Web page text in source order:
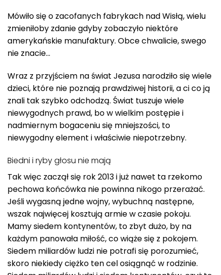
Mówiło się o zacofanych fabrykach nad Wisłą, wielu
zmieniłoby zdanie gdyby zobaczyło niektóre
amerykańskie manufaktury. Obce chwalicie, swego
nie znacie…
Wraz z przyjściem na świat Jezusa narodziło się wiele
dzieci, które nie poznają prawdziwej historii, a ci co ją
znali tak szybko odchodzą. Świat tuszuje wiele
niewygodnych prawd, bo w wielkim postępie i
nadmiernym bogaceniu się mniejszości, to
niewygodny element i właściwie niepotrzebny.
Biedni i ryby głosu nie mają
Tak więc zaczął się rok 2013 i już nawet ta rzekomo
pechowa końcówka nie powinna nikogo przerażać.
Jeśli wygasną jedne wojny, wybuchną następne,
wszak najwięcej kosztują armie w czasie pokoju.
Mamy siedem kontynentów, to zbyt dużo, by na
każdym panowała miłość, co wiąże się z pokojem.
Siedem miliardów ludzi nie potrafi się porozumieć,
skoro niekiedy ciężko ten cel osiągnąć w rodzinie.